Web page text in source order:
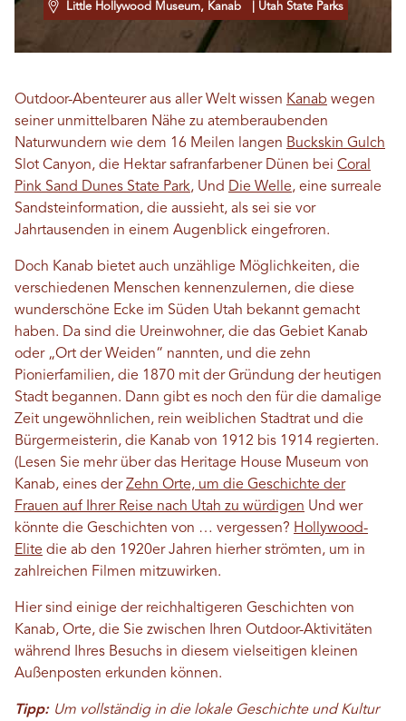
Little Hollywood Museum, Kanab | Utah State Parks
Outdoor-Abenteurer aus aller Welt wissen Kanab wegen
seiner unmittelbaren Nähe zu atemberaubenden
Naturwundern wie dem 16 Meilen langen Buckskin Gulch
Slot Canyon, die Hektar safranfarbener Dünen bei Coral
Pink Sand Dunes State Park, Und Die Welle, eine surreale
Sandsteinformation, die aussieht, als sei sie vor
Jahrtausenden in einem Augenblick eingefroren.
Doch Kanab bietet auch unzählige Möglichkeiten, die
verschiedenen Menschen kennenzulernen, die diese
wunderschöne Ecke im Süden Utah bekannt gemacht
haben. Da sind die Ureinwohner, die das Gebiet Kanab
oder „Ort der Weiden“ nannten, und die zehn
Pionierfamilien, die 1870 mit der Gründung der heutigen
Stadt begannen. Dann gibt es noch den für die damalige
Zeit ungewöhnlichen, rein weiblichen Stadtrat und die
Bürgermeisterin, die Kanab von 1912 bis 1914 regierten.
(Lesen Sie mehr über das Heritage House Museum von
Kanab, eines derZehn Orte, um die Geschichte der
Frauen auf Ihrer Reise nach Utah zu würdigen Und wer
könnte die Geschichten von … vergessen? Hollywood-
Elite die ab den 1920er Jahren hierher strömten, um in
zahlreichen Filmen mitzuwirken.
Hier sind einige der reichhaltigeren Geschichten von
Kanab, Orte, die Sie zwischen Ihren Outdoor-Aktivitäten
während Ihres Besuchs in diesem vielseitigen kleinen
Außenposten erkunden können.
Tipp: Um vollständig in die lokale Geschichte und Kultur